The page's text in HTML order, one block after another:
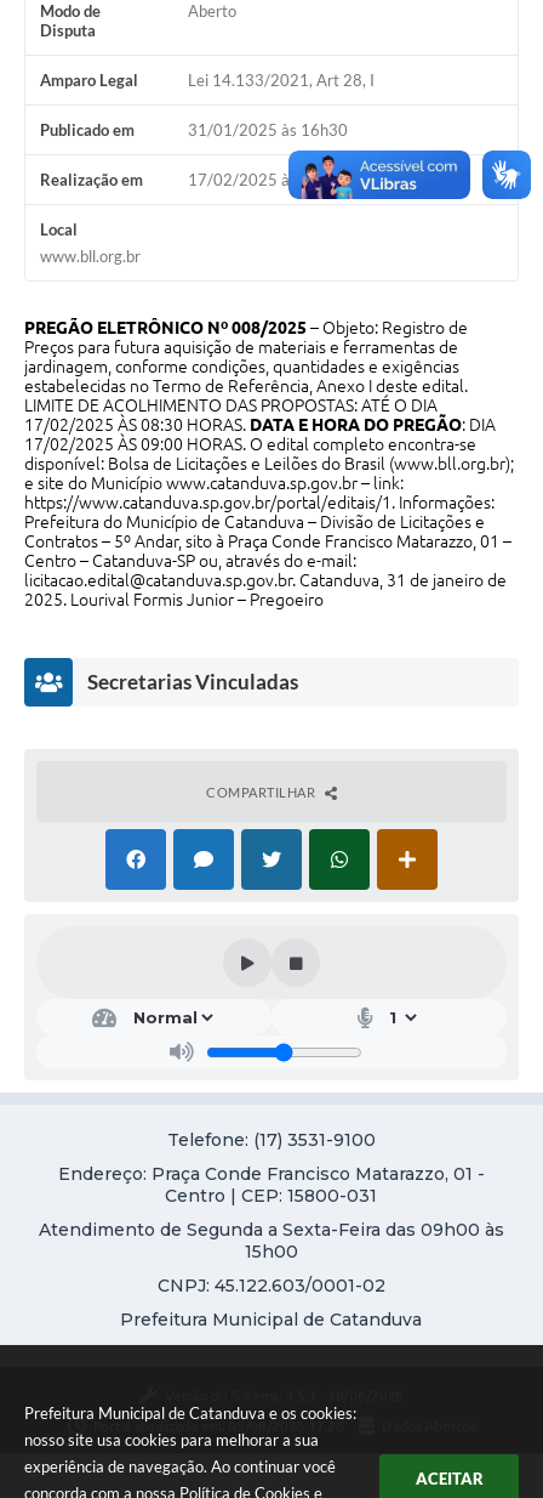
Prefeitura Municipal de Catanduva e os cookies:
nosso site usa cookies para melhorar a sua
experiência de navegação. Ao continuar você
concorda com a nossa Política de Cookies e
ACEITAR
Telefones Úteis
A Prefeitura
Enquete
SIC
Contato
Editais
Modo de
Disputa
Aberto
Amparo Legal Lei 14.133/2021, Art 28, I
Publicado em 31/01/2025 às 16h30
Realização em 17/02/2025 às 09h00
Local
www.bll.org.br
PREGÃO ELETRÔNICO Nº 008/2025 – Objeto: Registro de
Preços para futura aquisição de materiais e ferramentas de
jardinagem, conforme condições, quantidades e exigências
estabelecidas no Termo de Referência, Anexo I deste edital.
LIMITE DE ACOLHIMENTO DAS PROPOSTAS: ATÉ O DIA
17/02/2025 ÀS 08:30 HORAS. DATA E HORA DO PREGÃO: DIA
17/02/2025 ÀS 09:00 HORAS. O edital completo encontra-se
disponível: Bolsa de Licitações e Leilões do Brasil (www.bll.org.br);
e site do Municípiowww.catanduva.sp.gov.br– link:
https://www.catanduva.sp.gov.br/portal/editais/1 . Informações:
Prefeitura do Município de Catanduva – Divisão de Licitações e
Contratos – 5º Andar, sito à Praça Conde Francisco Matarazzo, 01 –
Centro – Catanduva-SP ou, através do e-mail:
licitacao.edital@catanduva.sp.gov.br. Catanduva, 31 de janeiro de
2025. Lourival Formis Junior – Pregoeiro
Secretarias Vinculadas
Júlia
Way
COMPARTILHAR
Telefone: (17) 3531-9100
Endereço: Praça Conde Francisco Matarazzo, 01 -
Centro | CEP: 15800-031
Atendimento de Segunda a Sexta-Feira das 09h00 às
15h00
CNPJ: 45.122.603/0001-02
Prefeitura Municipal de Catanduva
Portal atualizado em: